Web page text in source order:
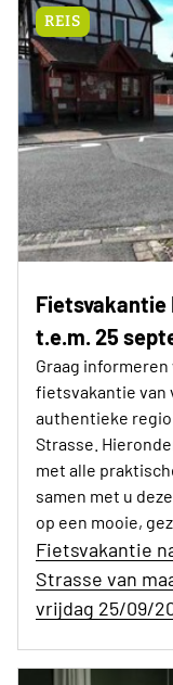
REIS
Fietsvakantie
t.e.m. 25
Graag
fietsvakantie van
authentieke
Strasse.
met alle
samen met u
op een mooie,
Fietsvakantie
Strasse van
vrijdag 25/09/